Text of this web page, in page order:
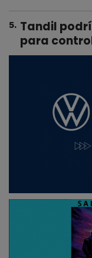
5. Tandil
para